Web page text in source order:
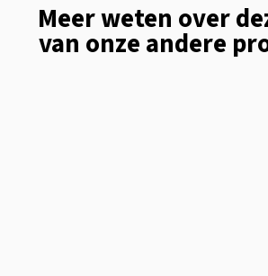
Meer weten over
van onze andere